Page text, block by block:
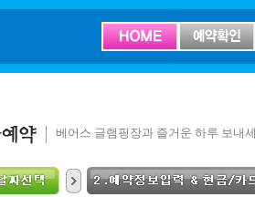
베어스 글램핑장과 즐거운 하루 보내